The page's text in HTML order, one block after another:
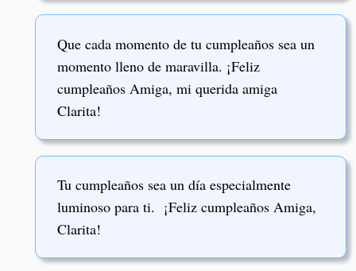
Que cada momento de tu cumpleaños sea un
momento lleno de maravilla. ¡Feliz
cumpleaños Amiga, mi querida amiga
Clarita!
Tu cumpleaños sea un día especialmente
luminoso para ti. ¡Feliz cumpleaños Amiga,
Clarita!